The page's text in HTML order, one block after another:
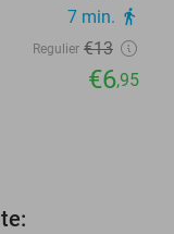
7 min. directions_walk
Regulier €13
€6,95